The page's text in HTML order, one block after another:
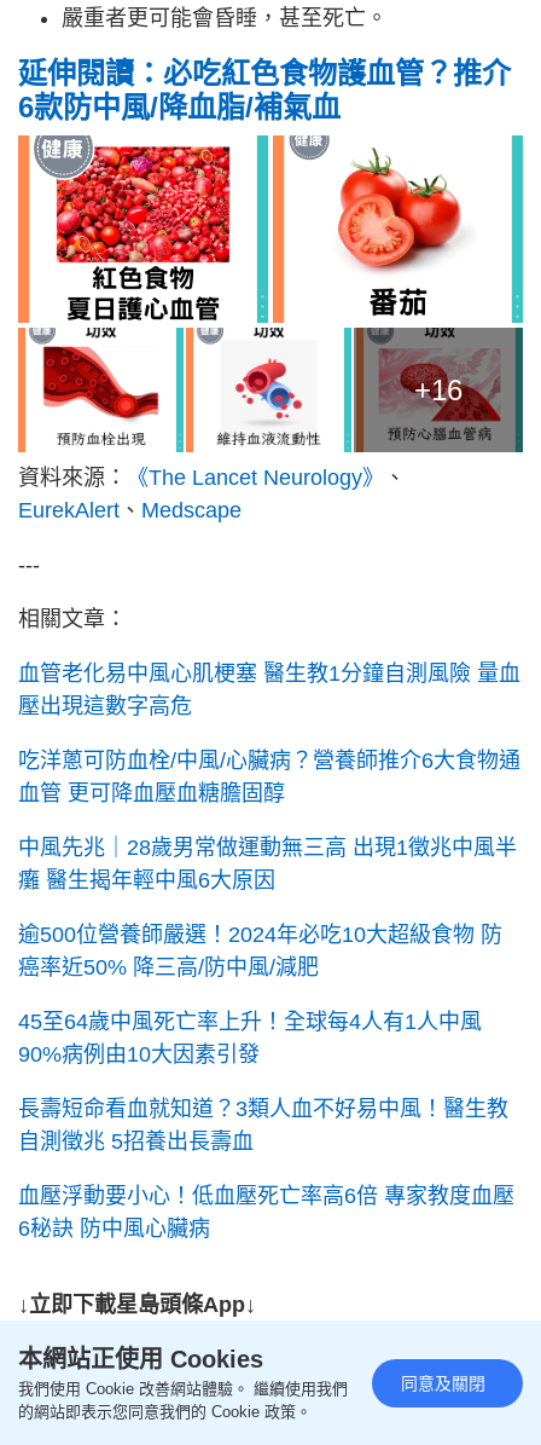
嚴重者更可能會昏睡，甚至死亡。
延伸閱讀：必吃紅色食物護血管？推介
6款防中風/降血脂/補氣血
+16
資料來源： 《The Lancet Neurology》
、
EurekAlert 、 Medscape
---
相關文章：
血管老化易中風心肌梗塞 醫生教1分鐘自測風險 量血
壓出現這數字高危
吃洋蔥可防血栓/中風/心臟病？營養師推介6大食物通
血管 更可降血壓血糖膽固醇
中風先兆｜28歲男常做運動無三高 出現1徵兆中風半
癱 醫生揭年輕中風6大原因
逾500位營養師嚴選！2024年必吃10大超級食物 防
癌率近50% 降三高/防中風/減肥
45至64歲中風死亡率上升！全球每4人有1人中風
90%病例由10大因素引發
長壽短命看血就知道？3類人血不好易中風！醫生教
自測徵兆 5招養出長壽血
血壓浮動要小心！低血壓死亡率高6倍 專家教度血壓
6秘訣 防中風心臟病
↓立即下載星島頭條App↓
本網站正使用 Cookies
我們使用 Cookie 改善網站體驗。 繼續使用我們
的網站即表示您同意我們的 Cookie 政策。
同意及關閉